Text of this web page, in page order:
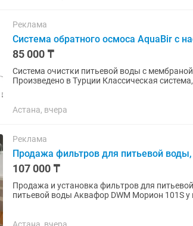
Реклама
Система обратного осмоса AquaBir с
85 000 ₸
Система очистки питьевой воды с мембраной
Произведено в Турции Классическая
Астана, вчера
Реклама
Продажа фильтров для питьевой
107 000 ₸
Продажа и установка фильтров для
питьевой воды Аквафор DWM Морион 101S